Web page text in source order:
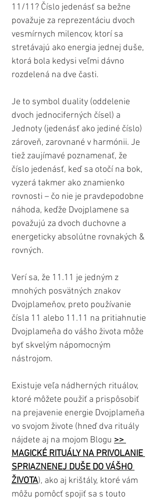
11/11? Číslo jedenásť sa bežne
považuje za reprezentáciu dvoch
vesmírnych milencov, ktorí sa
stretávajú ako energia jednej duše,
ktorá bola kedysi veľmi dávno
rozdelená na dve časti.
Je to symbol duality (oddelenie
dvoch jednociferných čísel) a
Jednoty (jedenásť ako jediné číslo)
zároveň, zarovnané v harmónii. Je
tiež zaujímavé poznamenať, že
číslo jedenásť, keď sa otočí na bok,
vyzerá takmer ako znamienko
rovnosti – čo nie je pravdepodobne
náhoda, keďže Dvojplamene sa
považujú za dvoch duchovne a
energeticky absolútne rovnakých &
rovných.
Verí sa, že 11.11 je jedným z
mnohých posvätných znakov
Dvojplameňov, preto používanie
čísla 11 alebo 11.11 na pritiahnutie
Dvojplameňa do vášho života môže
byť skvelým nápomocným
nástrojom.
Existuje veľa nádherných rituálov,
ktoré môžete použiť a prispôsobiť
na prejavenie energie Dvojplameňa
vo svojom živote (hneď dva rituály
nájdete aj na mojom Blogu >>
MAGICKÉ RITUÁLY NA PRIVOLANIE
SPRIAZNENEJ DUŠE DO VÁŠHO
ŽIVOTA), ako aj krištály, ktoré vám
môžu pomôcť spojiť sa s touto